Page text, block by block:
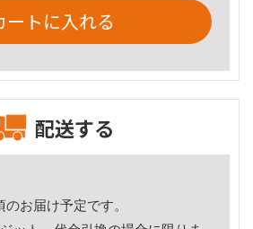
ートに入れる
配送する
のお届け予定です。